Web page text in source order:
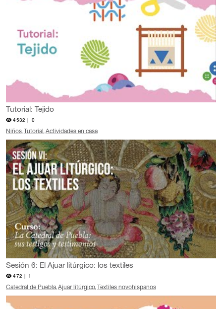
Tutorial: Tejido
4532 | 0
Niños Tutorial Actividades en casa
Sesión 6: El Ajuar litúrgico: los textiles
472 | 1
Catedral de Puebla Ajuar litúrgico Textiles novohispanos